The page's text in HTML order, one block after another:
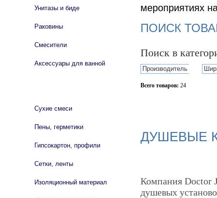
мероприятиях
ПОИСК
Поиск в
Производитель
Всего товаров: 24
ДУШЕВЫЕ
Компания Doctor
душевых
Унитазы и биде
Раковины
Смесители
Аксессуары для ванной
Сухие смеси
Пены, герметики
Гипсокартон, профили
Сетки, ленты
Изоляционный материал